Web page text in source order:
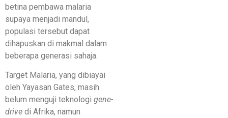
betina pembawa malaria
supaya menjadi mandul,
populasi tersebut dapat
dihapuskan di makmal dalam
beberapa generasi sahaja.
Target Malaria, yang dibiayai
oleh Yayasan Gates, masih
belum menguji teknologi gene-
drive di Afrika, namun